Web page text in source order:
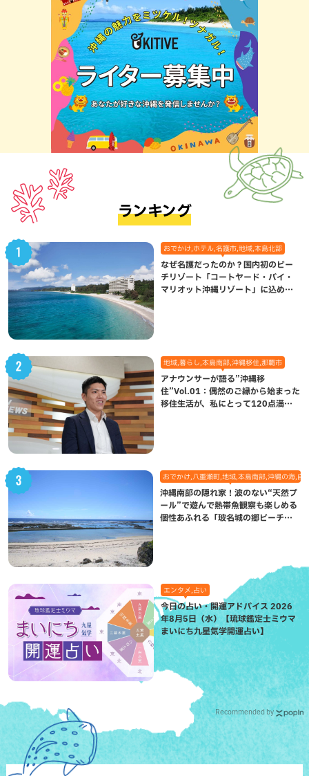
ランキング
おでかけ,ホテル,名護市,地域,本島北部
なぜ名護だったのか？国内初のビー
チリゾート「コートヤード・バイ・
マリオット沖縄リゾート」に込めら
地域,暮らし,本島南部,沖縄移住,那覇市
アナウンサーが語る”沖縄移
住”Vol.01：偶然のご縁から始まった
移住生活が、私にとって120点満点
おでかけ,八重瀬町,地域,本島南部,沖縄の海,自
沖縄南部の隠れ家！波のない“天然プ
ール”で遊んで熱帯魚観察も楽しめる
個性あふれる「玻名城の郷ビーチ」
エンタメ,占い
今日の占い・開運アドバイス 2026
年8月5日（水）【琉球鑑定士ミウマ
まいにち九星気学開運占い】
Recommended by